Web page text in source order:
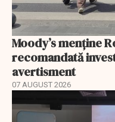
Moody’s menține
recomandată
avertisment
07 AUGUST 2026